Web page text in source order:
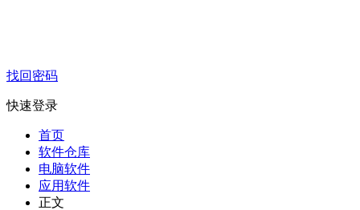
找回密码
快速登录
首页
软件仓库
电脑软件
应用软件
正文